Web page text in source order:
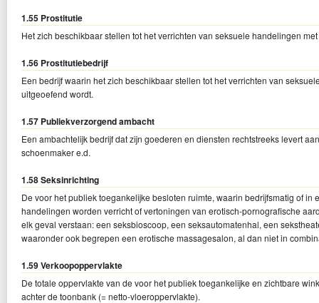
1.55 Prostitutie
Het zich beschikbaar stellen tot het verrichten van seksuele handelingen
1.56 Prostitutiebedrijf
Een bedrijf waarin het zich beschikbaar stellen tot het verrichten van
uitgeoefend wordt.
1.57 Publiekverzorgend ambacht
Een ambachtelijk bedrijf dat zijn goederen en diensten rechtstreeks levert
schoenmaker e.d.
1.58 Seksinrichting
De voor het publiek toegankelijke besloten ruimte, waarin bedrijfsmatig of in
handelingen worden verricht of vertoningen van erotisch-pornografische
elk geval verstaan: een seksbioscoop, een seksautomatenhal, een
waaronder ook begrepen een erotische massagesalon, al dan niet in
1.59 Verkoopoppervlakte
De totale oppervlakte van de voor het publiek toegankelijke en zichtbare
achter de toonbank (= netto-vloeroppervlakte).